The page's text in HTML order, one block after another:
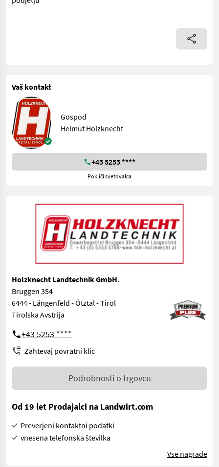
Razdelilna naprava Wild, zelo kompaktna izvedba s potjo
Vaš kontakt
Gospod
Helmut Holzknecht
+43 5253 ****
Pokliči svetovalca
Holzknecht Landtechnik GmbH.
Bruggen 354
6444 - Längenfeld - Ötztal - Tirol
Tirolska Avstrija
+43 5253 ****
Zahtevaj povratni klic
Podrobnosti o trgovcu
Od 19 let Prodajalci na Landwirt.com
Preverjeni kontaktni podatki
vnesena telefonska številka
Vse nagrade